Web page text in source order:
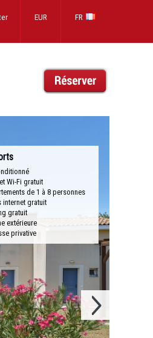
FR
EUR
Wi-Fi gratuit
de 1 à 8 personnes
internet gratuit
gratuit
extérieure
privative